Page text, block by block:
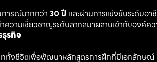
การณ์มากกว่า 30 ปี และผ่านการแข่งขันระดับอา
ความเชี่ยวชาญระดับสากลมาผสานเข้ากับองค์ค
ธุรกิจ
ททั้งชีวิตเพื่อพัฒนาหลักสูตรการฝึกที่มีเอกลักษณ์ เ